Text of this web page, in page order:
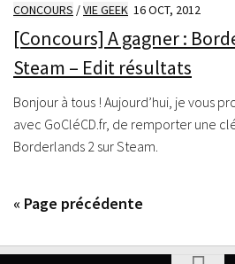
CONCOURS /VIE GEEK 16 OCT, 2012
[Concours] A gagner :
Steam – Edit résultats
Bonjour à tous ! Aujourd’hui, je vous
avec GoCléCD.fr, de remporter une
Borderlands 2 sur Steam.
« Page précédente